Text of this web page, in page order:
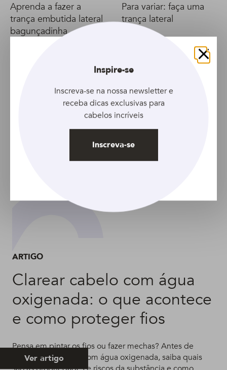
Aprenda a fazer a
trança embutida lateral
bagunçadinha
Para variar: faça uma
trança lateral
ARTIGO
Clarear cabelo com água
oxigenada: o que acontece
e como proteger fios
Pensa em pintar os fios ou fazer mechas? Antes de
descolorir o cabelo com água oxigenada, saiba quais
Ver artigo
Fechar
Inspire-se
Inscreva-se na nossa newsletter e
receba dicas exclusivas para
cabelos incríveis
Inscreva-se